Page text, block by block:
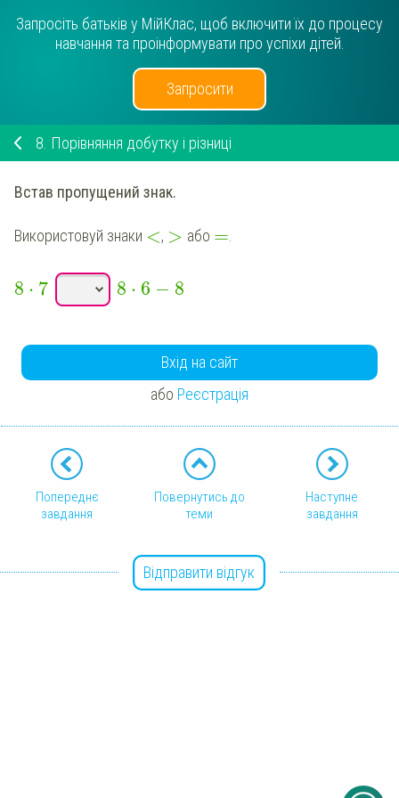
Запросіть батьків у МійКлас, щоб включити їх до процесу
навчання та проінформувати про успіхи дітей.
Запросити
8. Порівняння добутку і різниці
Встав пропущений знак.
Використовуй знаки <, > або =.
8 ⋅ 7 8 ⋅ 6 − 8
Вхід на сайт
або Реєстрація
Попереднє
завдання
Повернутись до
теми
Наступне
завдання
Відправити відгук